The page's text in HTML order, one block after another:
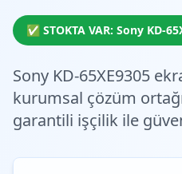
✅ STOKTA VAR: Sony KD-
Sony KD-65XE9305
kurumsal çözüm
garantili işçilik ile